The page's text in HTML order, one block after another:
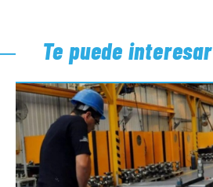
Te puede interesar